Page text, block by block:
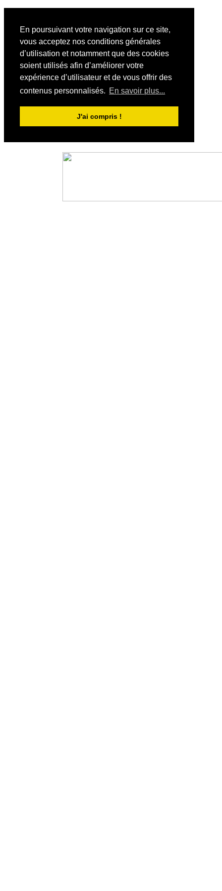
En poursuivant votre navigation sur ce site,
vous acceptez nos conditions générales
d’utilisation et notamment que des cookies
soient utilisés afin d’améliorer votre
expérience d’utilisateur et de vous offrir des
contenus personnalisés. En savoir plus...
J'ai compris !